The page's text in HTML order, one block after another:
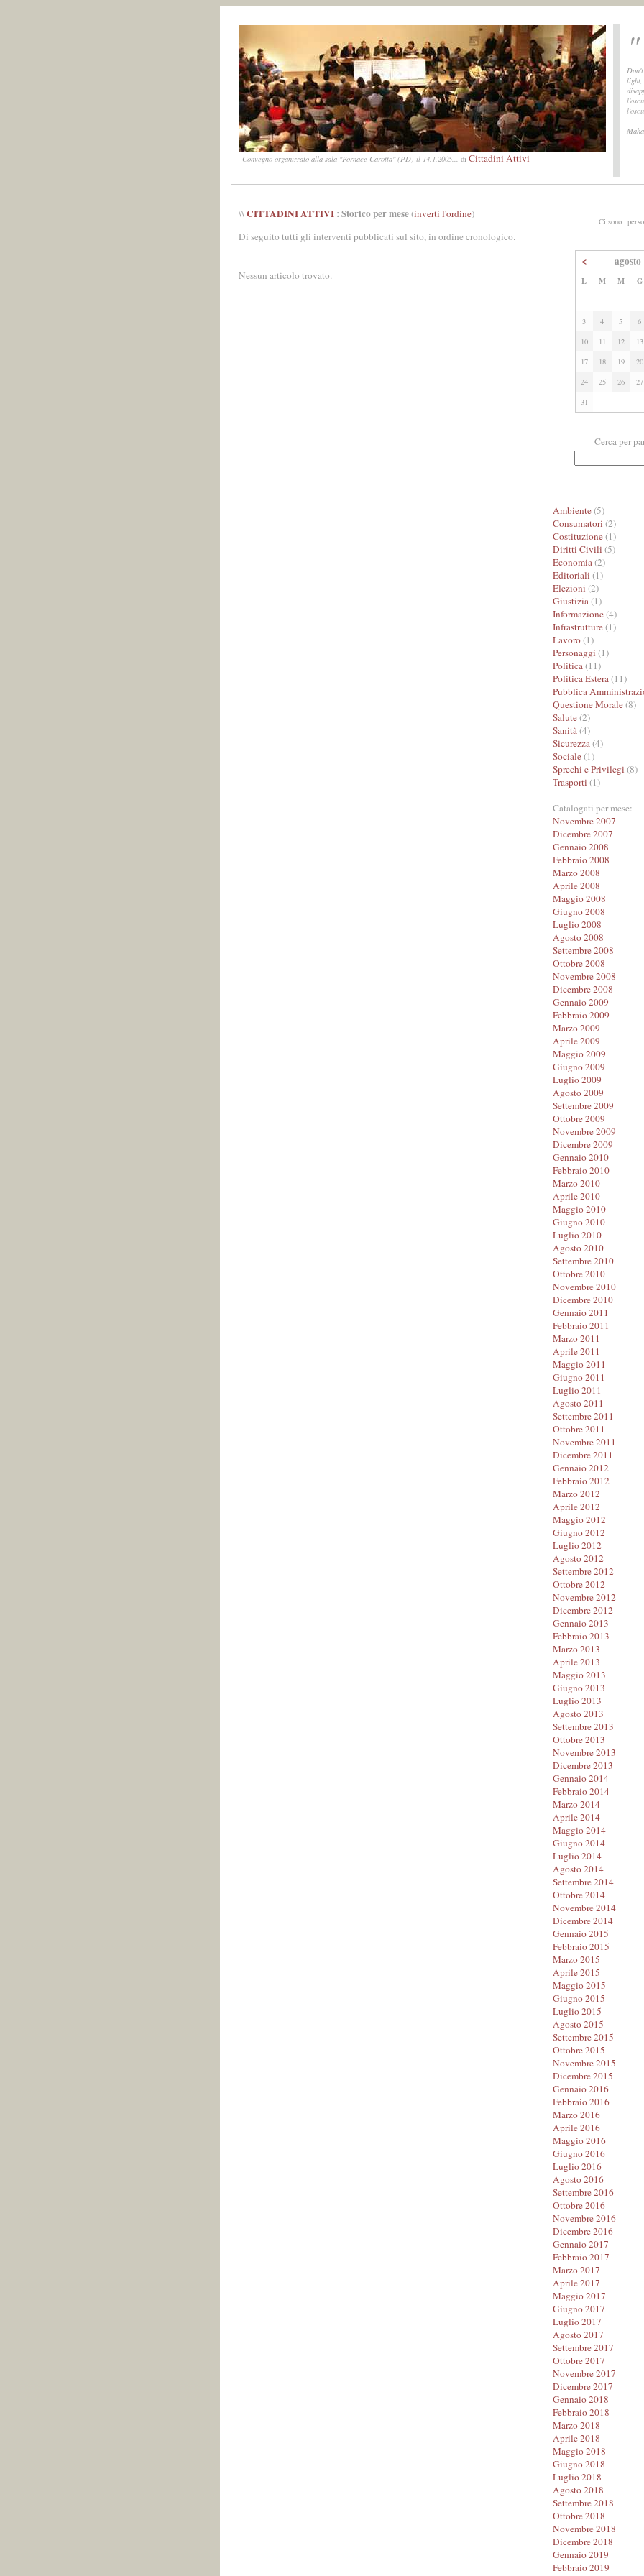
Convegno organizzato alla sala "Fornace Carotta" (PD) il 14.1.2005... di Cittadini Attivi
"
light,
\\CITTADINI ATTIVI : Storico per mese(inverti l'ordine)
Di seguito tutti gli interventi pubblicati sul sito, in ordine cronologico.
Nessun articolo trovato.
Ci sono
< agosto
L M M G
3
4 5 6
10
11 12 13
17
18 19 20
24
25 26 27
31
Cerca per
Ambiente(5)
Consumatori (2)
Costituzione(1)
Diritti Civili (5)
Economia(2)
Editoriali (1)
Elezioni (2)
Giustizia(1)
Informazione(4)
Infrastrutture(1)
Lavoro(1)
Personaggi (1)
Politica(11)
Politica Estera(11)
Pubblica
Questione Morale(8)
Salute(2)
Sanità(4)
Sicurezza(4)
Sociale(1)
Sprechi e Privilegi (8)
Trasporti (1)
Catalogati per mese:
Novembre 2007
Dicembre 2007
Gennaio 2008
Febbraio 2008
Marzo 2008
Aprile 2008
Maggio 2008
Giugno 2008
Luglio 2008
Agosto 2008
Settembre 2008
Ottobre 2008
Novembre 2008
Dicembre 2008
Gennaio 2009
Febbraio 2009
Marzo 2009
Aprile 2009
Maggio 2009
Giugno 2009
Luglio 2009
Agosto 2009
Settembre 2009
Ottobre 2009
Novembre 2009
Dicembre 2009
Gennaio 2010
Febbraio 2010
Marzo 2010
Aprile 2010
Maggio 2010
Giugno 2010
Luglio 2010
Agosto 2010
Settembre 2010
Ottobre 2010
Novembre 2010
Dicembre 2010
Gennaio 2011
Febbraio 2011
Marzo 2011
Aprile 2011
Maggio 2011
Giugno 2011
Luglio 2011
Agosto 2011
Settembre 2011
Ottobre 2011
Novembre 2011
Dicembre 2011
Gennaio 2012
Febbraio 2012
Marzo 2012
Aprile 2012
Maggio 2012
Giugno 2012
Luglio 2012
Agosto 2012
Settembre 2012
Ottobre 2012
Novembre 2012
Dicembre 2012
Gennaio 2013
Febbraio 2013
Marzo 2013
Aprile 2013
Maggio 2013
Giugno 2013
Luglio 2013
Agosto 2013
Settembre 2013
Ottobre 2013
Novembre 2013
Dicembre 2013
Gennaio 2014
Febbraio 2014
Marzo 2014
Aprile 2014
Maggio 2014
Giugno 2014
Luglio 2014
Agosto 2014
Settembre 2014
Ottobre 2014
Novembre 2014
Dicembre 2014
Gennaio 2015
Febbraio 2015
Marzo 2015
Aprile 2015
Maggio 2015
Giugno 2015
Luglio 2015
Agosto 2015
Settembre 2015
Ottobre 2015
Novembre 2015
Dicembre 2015
Gennaio 2016
Febbraio 2016
Marzo 2016
Aprile 2016
Maggio 2016
Giugno 2016
Luglio 2016
Agosto 2016
Settembre 2016
Ottobre 2016
Novembre 2016
Dicembre 2016
Gennaio 2017
Febbraio 2017
Marzo 2017
Aprile 2017
Maggio 2017
Giugno 2017
Luglio 2017
Agosto 2017
Settembre 2017
Ottobre 2017
Novembre 2017
Dicembre 2017
Gennaio 2018
Febbraio 2018
Marzo 2018
Aprile 2018
Maggio 2018
Giugno 2018
Luglio 2018
Agosto 2018
Settembre 2018
Ottobre 2018
Novembre 2018
Dicembre 2018
Gennaio 2019
Febbraio 2019